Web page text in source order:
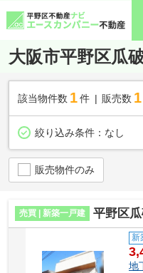
大阪市平野区瓜
該当物件数 1件 販売数 1
絞り込み条件： なし
販売物件のみ
売買 | 新築一戸建 平野区
新
地